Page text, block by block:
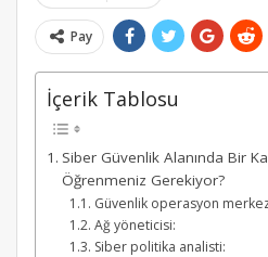
Pay
İçerik Tablosu
Siber Güvenlik Alanında Bir
Öğrenmeniz Gerekiyor?
Güvenlik operasyon
Ağ yöneticisi:
Siber politika analisti: